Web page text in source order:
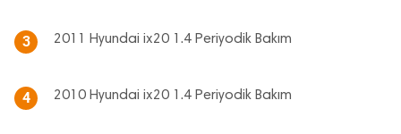
3 2011 Hyundai ix20 1.4 Periyodik Bakım
4 2010 Hyundai ix20 1.4 Periyodik Bakım